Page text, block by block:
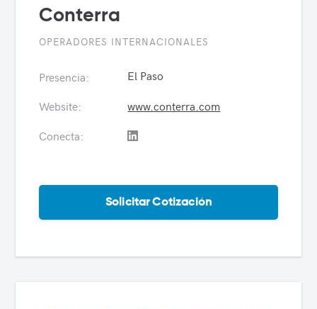
Conterra
OPERADORES INTERNACIONALES
Presencia:
El Paso
Website:
www.conterra.com
Conecta:
Solicitar Cotización